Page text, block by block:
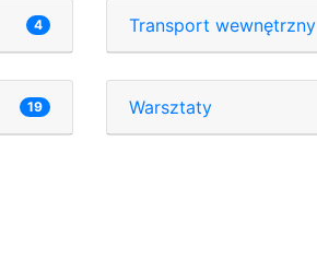
4 Transport wewnętrzny
19 Warsztaty